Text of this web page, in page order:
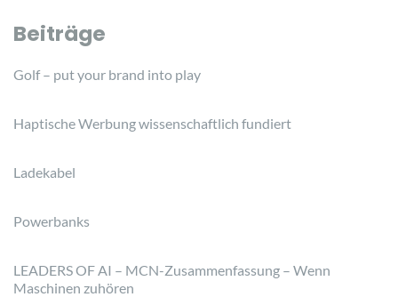
Beiträge
Golf – put your brand into play
Haptische Werbung wissenschaftlich fundiert
Ladekabel
Powerbanks
LEADERS OF AI – MCN-Zusammenfassung – Wenn
Maschinen zuhören